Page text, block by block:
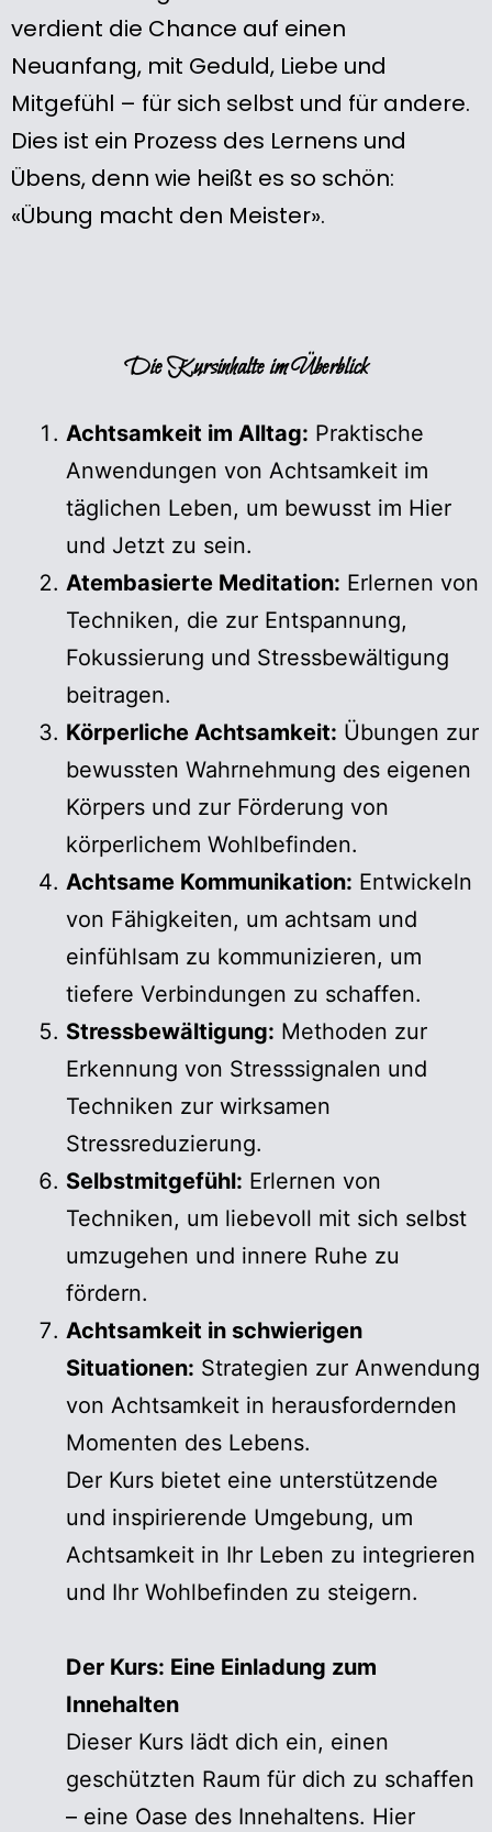
verdient die Chance auf einen
Neuanfang, mit Geduld, Liebe und
Mitgefühl – für sich selbst und für andere.
Dies ist ein Prozess des Lernens und
Übens, denn wie heißt es so schön:
«Übung macht den Meister».
Die Kursinhalte im Überblick
Achtsamkeit im Alltag: Praktische
Anwendungen von Achtsamkeit im
täglichen Leben, um bewusst im Hier
und Jetzt zu sein.
Atembasierte Meditation: Erlernen von
Techniken, die zur Entspannung,
Fokussierung und Stressbewältigung
beitragen.
Körperliche Achtsamkeit: Übungen zur
bewussten Wahrnehmung des eigenen
Körpers und zur Förderung von
körperlichem Wohlbefinden.
Achtsame Kommunikation: Entwickeln
von Fähigkeiten, um achtsam und
einfühlsam zu kommunizieren, um
tiefere Verbindungen zu schaffen.
Stressbewältigung: Methoden zur
Erkennung von Stresssignalen und
Techniken zur wirksamen
Stressreduzierung.
Selbstmitgefühl: Erlernen von
Techniken, um liebevoll mit sich selbst
umzugehen und innere Ruhe zu
fördern.
Achtsamkeit in schwierigen
Situationen: Strategien zur Anwendung
von Achtsamkeit in herausfordernden
Momenten des Lebens.
Der Kurs bietet eine unterstützende
und inspirierende Umgebung, um
Achtsamkeit in Ihr Leben zu integrieren
und Ihr Wohlbefinden zu steigern.
Der Kurs: Eine Einladung zum
Innehalten
Dieser Kurs lädt dich ein, einen
geschützten Raum für dich zu schaffen
– eine Oase des Innehaltens. Hier